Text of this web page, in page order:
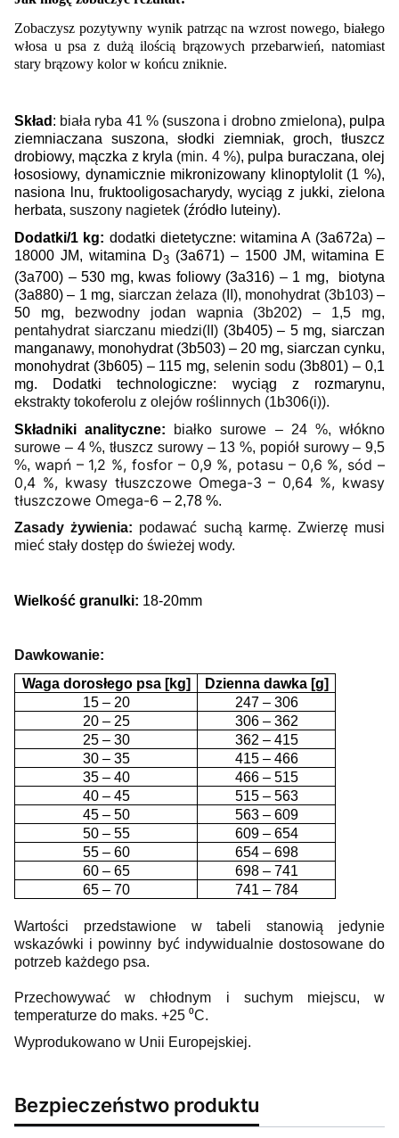
Zobaczysz pozytywny wynik patrząc na wzrost nowego, białego
włosa u psa z dużą ilością brązowych przebarwień, natomiast
stary brązowy kolor w końcu zniknie.
Skład : biała ryba 41 % (suszona i drobno zmielona), pulpa
ziemniaczana suszona, słodki ziemniak, groch, tłuszcz
drobiowy, mączka z kryla (min. 4 %), pulpa buraczana, olej
łososiowy, dynamicznie mikronizowany klinoptylolit (1 %),
nasiona lnu, fruktooligosacharydy, wyciąg z jukki, zielona
herbata, suszony nagietek (źródło luteiny).
Dodatki/1 kg: dodatki dietetyczne: witamina A (3a672a) –
18000 JM, witamina D3 (3a671) – 1500 JM, witamina E
(3a700) – 530 mg, kwas foliowy (3a316) – 1 mg,
biotyna
(3a880) – 1 mg, siarczan żelaza (II), monohydrat(3b103)–
50 mg,
bezwodny jodan wapnia (3b202) – 1,5 mg,
pentahydrat siarczanu miedzi(II) (3b405)– 5 mg, siarczan
manganawy, monohydrat (3b503) – 20 mg, siarczan cynku,
monohydrat (3b605) – 115 mg, selenin sodu (3b801) – 0,1
mg. Dodatki technologiczne: wyciąg z rozmarynu,
ekstrakty tokoferolu z olejów roślinnych (1b306(i)).
Składniki analityczne:
białko surowe – 24 %, włókno
surowe – 4 %, tłuszcz surowy– 13 %, popiół surowy – 9,5
%, wapń – 1,2 %, fosfor – 0,9 %, potasu – 0,6 %, sód –
0,4 %, kwasy tłuszczowe Omega-3 – 0,64 %, kwasy
tłuszczowe Omega-6 – 2,78 %.
Zasady żywienia: podawać suchą karmę. Zwierzę musi
mieć stały dostęp do świeżej wody.
Wielkość granulki: 18-20mm
Dawkowanie:
Waga dorosłego psa [kg]
Dzienna dawka [g]
15 – 20
247 – 306
20 – 25
306 – 362
25 – 30
362 – 415
30 – 35
415 – 466
35 – 40
466 – 515
40 – 45
515 – 563
45 – 50
563 – 609
50 – 55
609 – 654
55 – 60
654 – 698
60 – 65
698 – 741
65 – 70
741 – 784
Wartości przedstawione w tabeli stanowią jedynie
wskazówki i powinny być indywidualnie dostosowane do
potrzeb każdego psa.
Przechowywać w chłodnym i suchym miejscu, w
temperaturze do maks. +25 ⁰C.
Wyprodukowano w Unii Europejskiej.
Bezpieczeństwo produktu